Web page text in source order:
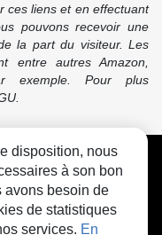
ces liens et en effectuant
pouvons recevoir une
la part du visiteur. Les
entre autres Amazon,
exemple. Pour plus
Cookies
disposition, nous
à son bon
avons besoin de
de statistiques
services. En